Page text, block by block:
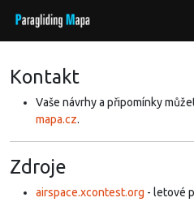
Kontakt
Vaše návrhy a připomínky
mapa.cz.
Zdroje
airspace.xcontest.org - letové